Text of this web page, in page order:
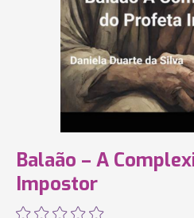
Balaão – A
Impostor